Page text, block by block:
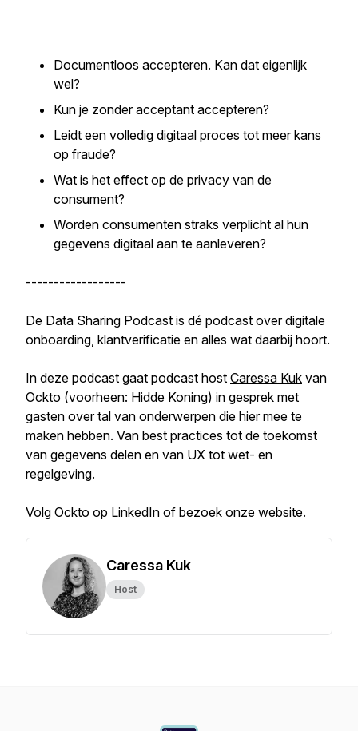
Documentloos accepteren. Kan dat eigenlijk
wel?
Kun je zonder acceptant accepteren?
Leidt een volledig digitaal proces tot meer kans
op fraude?
Wat is het effect op de privacy van de
consument?
Worden consumenten straks verplicht al hun
gegevens digitaal aan te aanleveren?
------------------
De Data Sharing Podcast is dé podcast over digitale
onboarding, klantverificatie en alles wat daarbij hoort.
In deze podcast gaat podcast host Caressa Kuk van
Ockto (voorheen: Hidde Koning) in gesprek met
gasten over tal van onderwerpen die hier mee te
maken hebben. Van best practices tot de toekomst
van gegevens delen en van UX tot wet- en
regelgeving.
Volg Ockto op LinkedIn of bezoek onze website.
Caressa Kuk
Host